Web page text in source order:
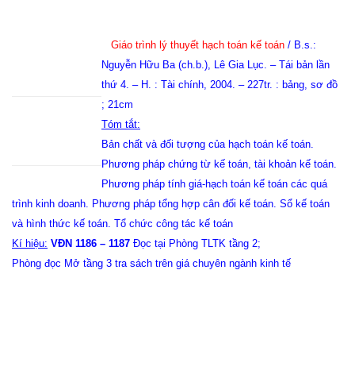
Giáo trình lý thuyết hạch toán kế toán / B.s.:
Nguyễn Hữu Ba (ch.b.), Lê Gia Lục. – Tái bản lần
thứ 4. – H. : Tài chính, 2004. – 227tr. : bảng, sơ đồ
; 21cm
Tóm tắt:
Bản chất và đối tượng của hạch toán kế toán.
Phương pháp chứng từ kế toán, tài khoản kế toán.
Phương pháp tính giá-hạch toán kế toán các quá
trình kinh doanh. Phương pháp tổng hợp cân đối kế toán. Sổ kế toán
và hình thức kế toán. Tổ chức công tác kế toán
Kí hiệu: VĐN 1186 – 1187 Đọc tại Phòng TLTK tầng 2;
Phòng đọc Mở tầng 3 tra sách trên giá chuyên ngành kinh tế